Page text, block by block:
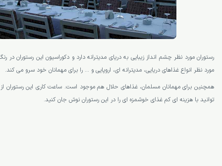
رستوران مورد نظر چشم انداز زیبایی به دریای مدیترانه دارد و دکوراسیون این رستوران
مورد نظر انواع غذاهای دریایی، مدیترانه ای، اروپایی و … را برای مهمانان خود سرو می کند.
همچنین برای مهمانان مسلمان، غذاهای حلال هم موجود است. ساعت کاری این رستوران
توانید با هزینه ای کم غذای خوشمزه ای را در این رستوران نوش جان کنید.